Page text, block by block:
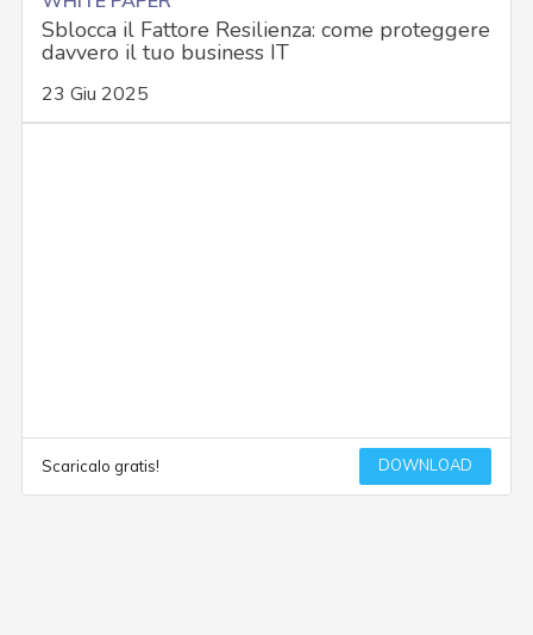
Sblocca il Fattore Resilienza: come proteggere
davvero il tuo business IT
23 Giu 2025
Scaricalo gratis! DOWNLOAD